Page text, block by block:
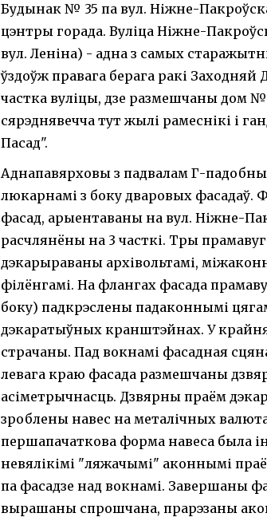
Будынак № 35 па вул. Ніжне-
цэнтры горада. Вуліца Ніжне-
вул. Леніна) - адна з самых
ўздоўж правага берага ракі Заходняй
частка вуліцы, дзе размешчаны дом
сярэднявечча тут жылі рамеснікі і
Пасад".
Аднапавярховы з падвалам Г-
люкарнамі з боку дваровых
фасад, арыентаваны на вул. Ніжне-
расчлянёны на 3 часткі. Тры
дэкарыраваны архівольтамі,
філёнгамі. На флангах фасада
боку) падкрэслены падаконнымі
дэкаратыўных кранштэйнах. У
страчаны. Пад вокнамі фасадная
левага краю фасада размешчаны
асіметрычнасць. Дзвярны праём
зроблены навес на металічных
першапачаткова форма навеса была
невялікімі "ляжачымі" аконнымі
па фасадзе над вокнамі. Завершаны
вырашаны спрошчана, прарэзаны